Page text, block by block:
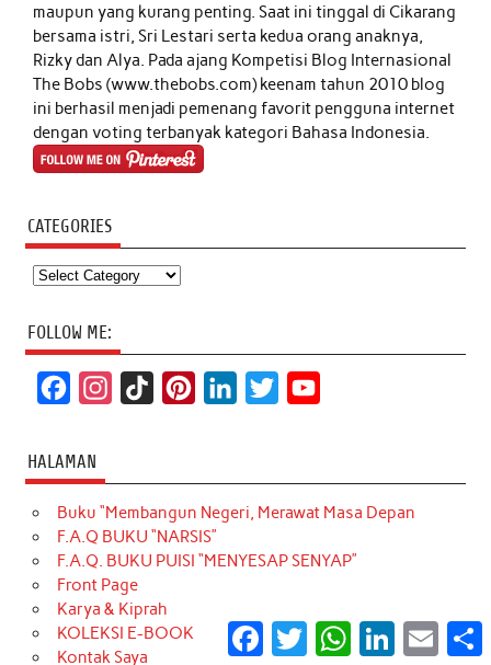
maupun yang kurang penting. Saat ini tinggal di Cikarang
bersama istri, Sri Lestari serta kedua orang anaknya,
Rizky dan Alya. Pada ajang Kompetisi Blog Internasional
The Bobs (www.thebobs.com) keenam tahun 2010 blog
ini berhasil menjadi pemenang favorit pengguna internet
dengan voting terbanyak kategori Bahasa Indonesia.
CATEGORIES
Categories
FOLLOW ME:
c
e
b
o
o
k
t
a
g
r
a
m
T
o
k
t
e
r
k
e
d
n
t
t
e
T
u
b
HALAMAN
Buku “Membangun Negeri, Merawat Masa Depan
F.A.Q BUKU “NARSIS”
F.A.Q. BUKU PUISI “MENYESAP SENYAP”
Front Page
Karya & Kiprah
KOLEKSI E-BOOK
Kontak Saya
Facebook
Twitter WhatsApp
LinkedInEmail